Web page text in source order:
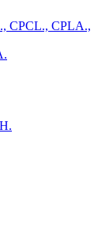
CPCL., CPLA.,